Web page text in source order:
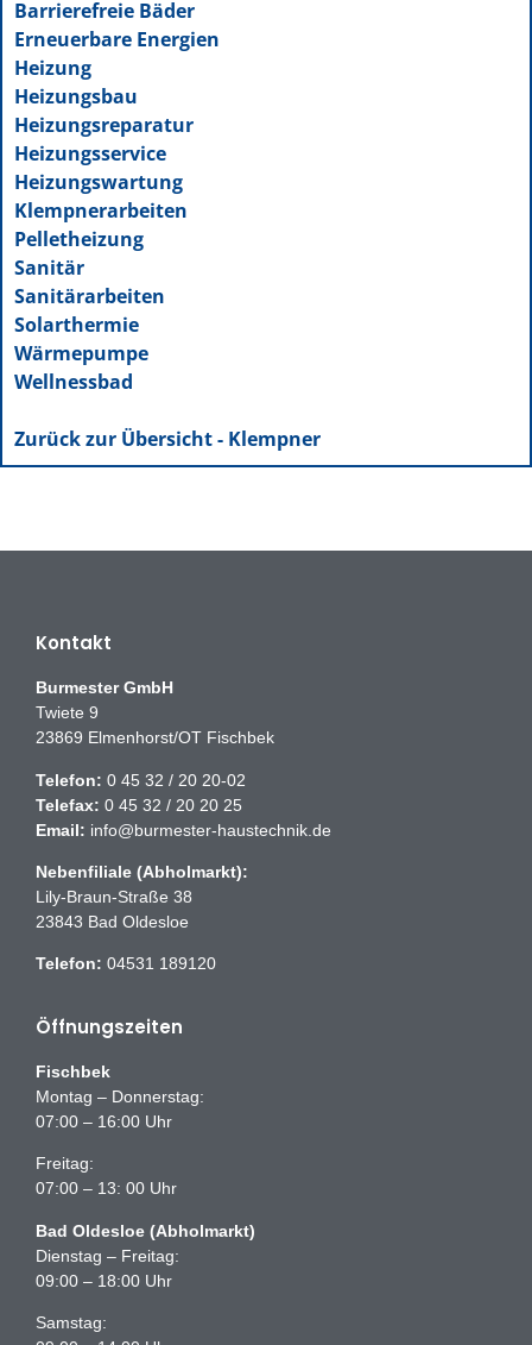
Barrierefreie Bäder
Erneuerbare Energien
Heizung
Heizungsbau
Heizungsreparatur
Heizungsservice
Heizungswartung
Klempnerarbeiten
Pelletheizung
Sanitär
Sanitärarbeiten
Solarthermie
Wärmepumpe
Wellnessbad
Zurück zur Übersicht - Klempner
Kontakt
Burmester GmbH
Twiete 9
23869 Elmenhorst/OT Fischbek
Telefon: 0 45 32 / 20 20-02
Telefax: 0 45 32 / 20 20 25
Email: info@burmester-haustechnik.de
Nebenfiliale (Abholmarkt):
Lily-Braun-Straße 38
23843 Bad Oldesloe
Telefon: 04531 189120
Öffnungszeiten
Fischbek
Montag – Donnerstag:
07:00 – 16:00 Uhr
Freitag:
07:00 – 13: 00 Uhr
Bad Oldesloe (Abholmarkt)
Dienstag – Freitag:
09:00 – 18:00 Uhr
Samstag: